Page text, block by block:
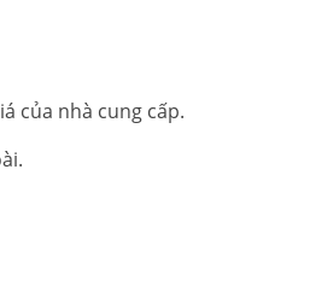
của nhà cung cấp.